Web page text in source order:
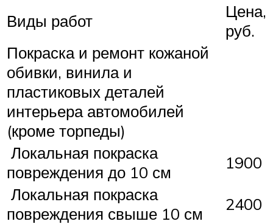
Виды работ
Цена,
руб.
Покраска и ремонт кожаной
обивки, винила и
пластиковых деталей
интерьера автомобилей
(кроме торпеды)
Локальная покраска
повреждения до 10 см
1900
Локальная покраска
повреждения свыше 10 см
2400